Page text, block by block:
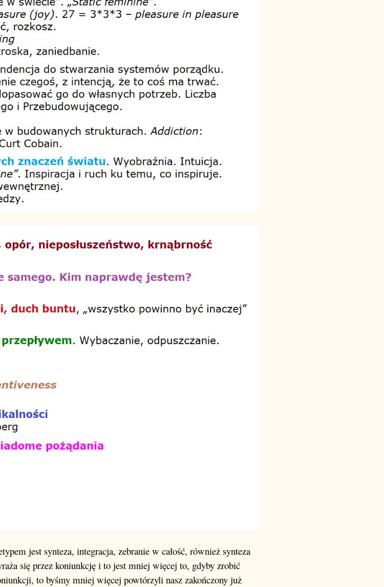
jest synteza, integracja, zebranie w całość, również synteza
się przez koniunkcję i to jest mniej więcej to, gdyby zrobić
to byśmy mniej więcej powtórzyli nasz zakończony już